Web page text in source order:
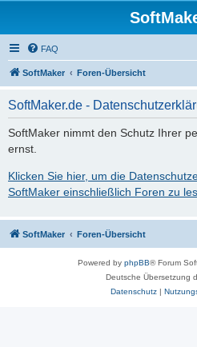
FAQ
SoftMaker Foren-Übersicht
SoftMaker.de -
SoftMaker nimmt den Schutz Ihrer
ernst.
Klicken Sie hier, um die
SoftMaker einschließlich Foren zu
SoftMaker Foren-Übersicht
Powered by phpBB® Forum
Deutsche Übersetzung
Datenschutz|